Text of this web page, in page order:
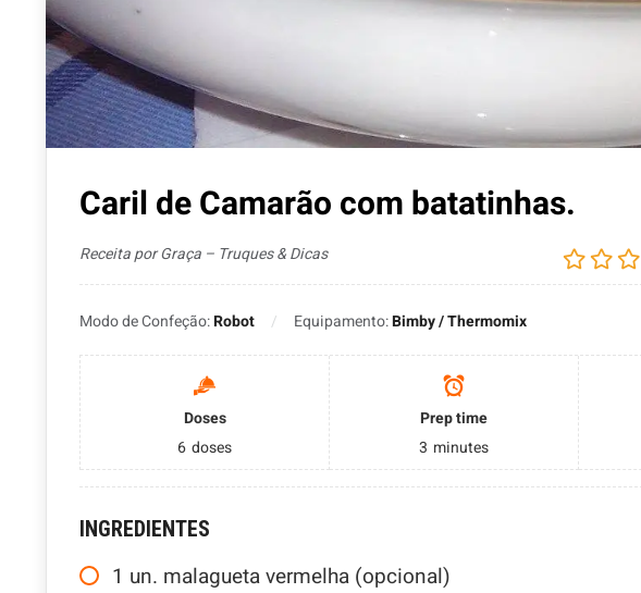
Caril de Camarão com batatinhas.
Receita por Graça – Truques & Dicas
Modo de Confeção:Robot Equipamento:Bimby / Thermomix
Doses
6 doses
Prep time
3 minutes
INGREDIENTES
1 un. malagueta vermelha (opcional)